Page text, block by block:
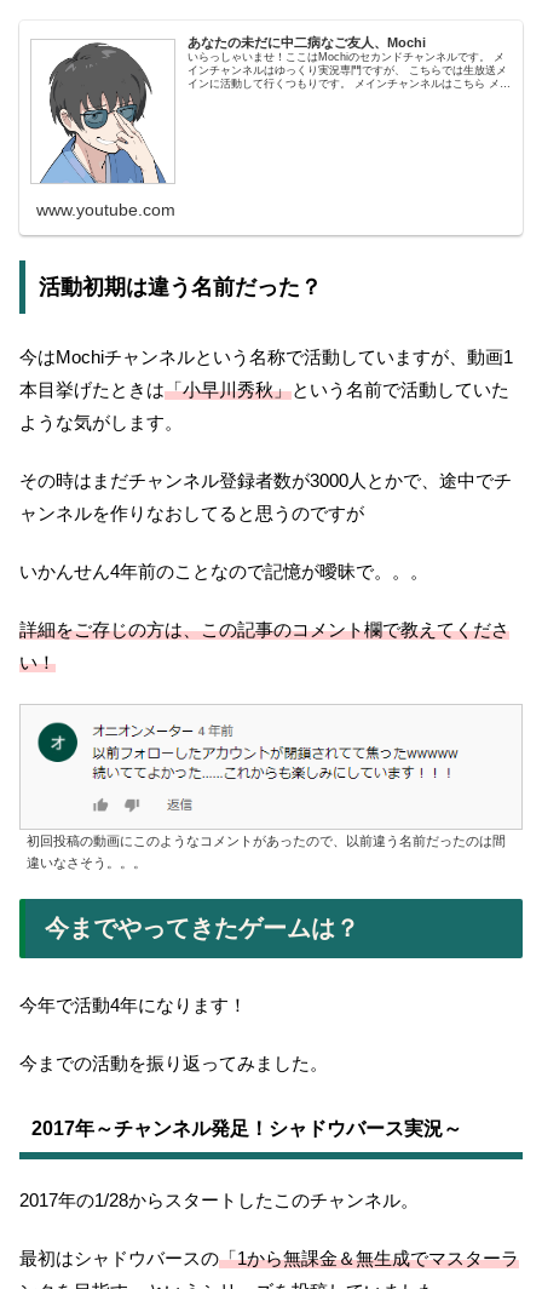
あなたの未だに中二病なご友人、Mochi
いらっしゃいませ！ここはMochiのセカンドチャンネルです。 メ
インチャンネルはゆっくり実況専門ですが、 こちらでは生放送メ
インに活動して行くつもりです。 メインチャンネルはこちら メン
www.youtube.com
活動初期は違う名前だった？
今はMochiチャンネルという名称で活動していますが、動画1
本目挙げたときは「小早川秀秋」という名前で活動していた
ような気がします。
その時はまだチャンネル登録者数が3000人とかで、途中でチ
ャンネルを作りなおしてると思うのですが
いかんせん4年前のことなので記憶が曖昧で。。。
詳細をご存じの方は、この記事のコメント欄で教えてくださ
い！
初回投稿の動画にこのようなコメントがあったので、以前違う名前だったのは間
違いなさそう。。。
今までやってきたゲームは？
今年で活動4年になります！
今までの活動を振り返ってみました。
2017年～チャンネル発足！シャドウバース実況～
2017年の1/28からスタートしたこのチャンネル。
最初はシャドウバースの「1から無課金＆無生成でマスターラ